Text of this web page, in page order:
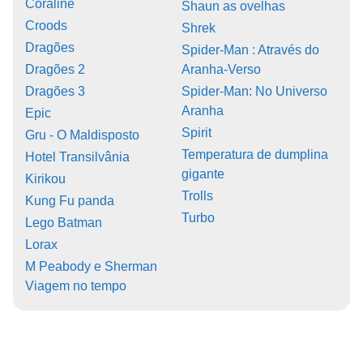
Coraline
Croods
Dragões
Dragões 2
Dragões 3
Epic
Gru - O Maldisposto
Hotel Transilvânia
Kirikou
Kung Fu panda
Lego Batman
Lorax
M Peabody e Sherman
Viagem no tempo
Shaun as ovelhas
Shrek
Spider-Man : Através do
Aranha-Verso
Spider-Man: No Universo
Aranha
Spirit
Temperatura de dumplina
gigante
Trolls
Turbo